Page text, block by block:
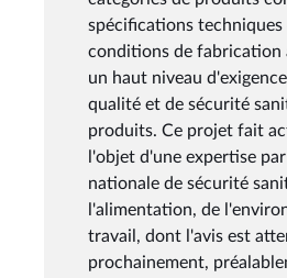
spécifications techniques
conditions de fabrication
un haut niveau
qualité et de sécurité
produits. Ce projet fait
l'objet d'une expertise
nationale de sécurité
l'alimentation, de
travail, dont l'avis est
prochainement,